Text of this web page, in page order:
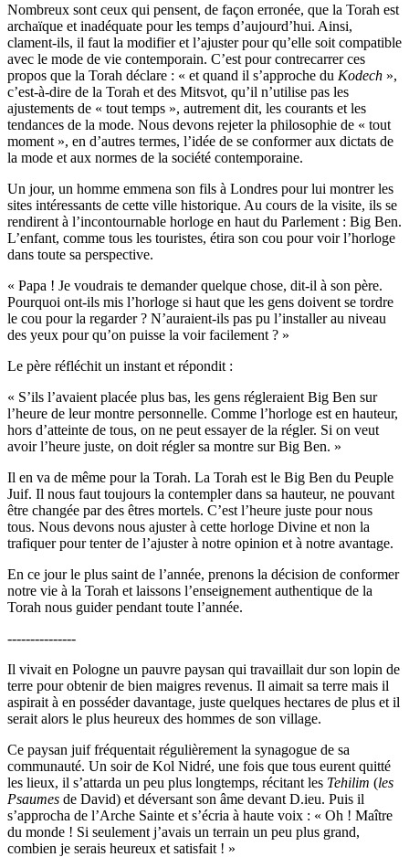
Nombreux sont ceux qui pensent, de façon erronée, que la Torah est
archaïque et inadéquate pour les temps d’aujourd’hui. Ainsi,
clament-ils, il faut la modifier et l’ajuster pour qu’elle soit compatible
avec le mode de vie contemporain. C’est pour contrecarrer ces
propos que la Torah déclare : « et quand il s’approche du Kodech »,
c’est-à-dire de la Torah et des Mitsvot, qu’il n’utilise pas les
ajustements de « tout temps », autrement dit, les courants et les
tendances de la mode. Nous devons rejeter la philosophie de « tout
moment », en d’autres termes, l’idée de se conformer aux dictats de
la mode et aux normes de la société contemporaine.
Un jour, un homme emmena son fils à Londres pour lui montrer les
sites intéressants de cette ville historique. Au cours de la visite, ils se
rendirent à l’incontournable horloge en haut du Parlement : Big Ben.
L’enfant, comme tous les touristes, étira son cou pour voir l’horloge
dans toute sa perspective.
« Papa ! Je voudrais te demander quelque chose, dit-il à son père.
Pourquoi ont-ils mis l’horloge si haut que les gens doivent se tordre
le cou pour la regarder ? N’auraient-ils pas pu l’installer au niveau
des yeux pour qu’on puisse la voir facilement ? »
Le père réfléchit un instant et répondit :
« S’ils l’avaient placée plus bas, les gens régleraient Big Ben sur
l’heure de leur montre personnelle. Comme l’horloge est en hauteur,
hors d’atteinte de tous, on ne peut essayer de la régler. Si on veut
avoir l’heure juste, on doit régler sa montre sur Big Ben. »
Il en va de même pour la Torah. La Torah est le Big Ben du Peuple
Juif. Il nous faut toujours la contempler dans sa hauteur, ne pouvant
être changée par des êtres mortels. C’est l’heure juste pour nous
tous. Nous devons nous ajuster à cette horloge Divine et non la
trafiquer pour tenter de l’ajuster à notre opinion et à notre avantage.
En ce jour le plus saint de l’année, prenons la décision de conformer
notre vie à la Torah et laissons l’enseignement authentique de la
Torah nous guider pendant toute l’année.
---------------
Il vivait en Pologne un pauvre paysan qui travaillait dur son lopin de
terre pour obtenir de bien maigres revenus. Il aimait sa terre mais il
aspirait à en posséder davantage, juste quelques hectares de plus et il
serait alors le plus heureux des hommes de son village.
Ce paysan juif fréquentait régulièrement la synagogue de sa
communauté. Un soir de Kol Nidré, une fois que tous eurent quitté
les lieux, il s’attarda un peu plus longtemps, récitant les Tehilim (les
Psaumes de David) et déversant son âme devant D.ieu. Puis il
s’approcha de l’Arche Sainte et s’écria à haute voix : « Oh ! Maître
du monde ! Si seulement j’avais un terrain un peu plus grand,
combien je serais heureux et satisfait ! »